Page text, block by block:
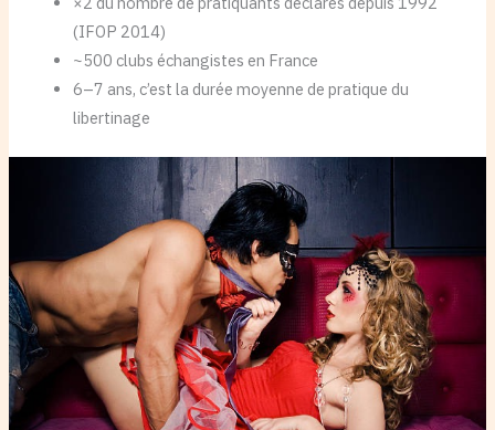
(IFOP 2014)
~500 clubs échangistes en France
6–7 ans, c’est la durée moyenne de pratique du
libertinage